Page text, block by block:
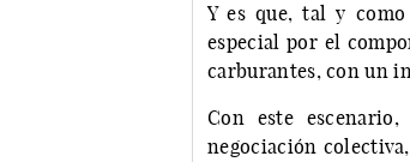
Y es que, tal y
especial por el
carburantes, con un
Con este
negociación